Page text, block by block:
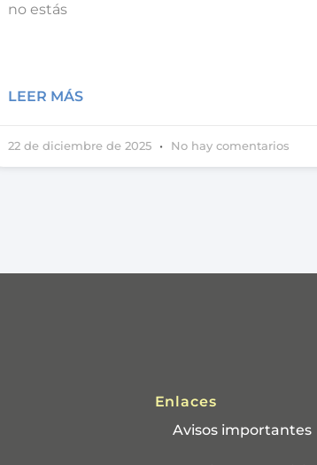
no estás
LEER MÁS
22 de diciembre de 2025 No hay comentarios
Enlaces
Avisos importantes